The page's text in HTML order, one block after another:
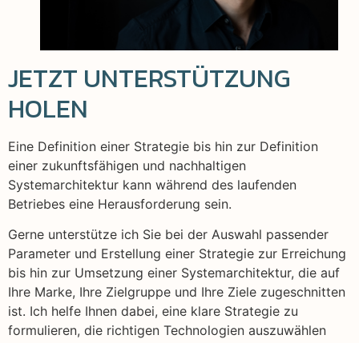
JETZT UNTERSTÜTZUNG
HOLEN
Eine Definition einer Strategie bis hin zur Definition
einer zukunftsfähigen und nachhaltigen
Systemarchitektur kann während des laufenden
Betriebes eine Herausforderung sein.
Gerne unterstütze ich Sie bei der Auswahl passender
Parameter und Erstellung einer Strategie zur Erreichung
bis hin zur Umsetzung einer Systemarchitektur, die auf
Ihre Marke, Ihre Zielgruppe und Ihre Ziele zugeschnitten
ist. Ich helfe Ihnen dabei, eine klare Strategie zu
formulieren, die richtigen Technologien auszuwählen